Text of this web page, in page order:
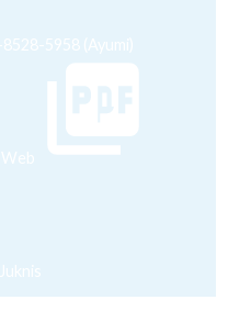
8528-5958 (Ayumi)
Web
Juknis